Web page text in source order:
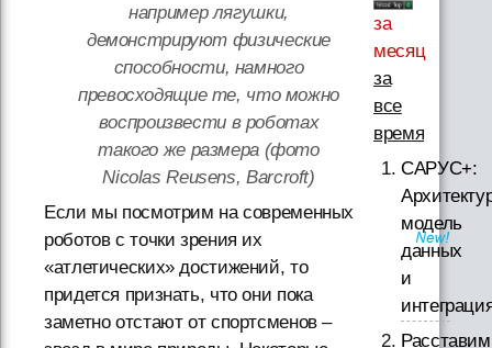
например лягушки,
демонстрируют физические
способности, намного
превосходящие те, что можно
воспроизвести в роботах
такого же размера (фото
Nicolas Reusens, Barcroft)
Если мы посмотрим на современных
роботов с точки зрения их
«атлетических» достижений, то
придется признать, что они пока
заметно отстают от спортсменов –
за
месяц
за
все
время
САРУС+:
модель
данных
и
Расставим